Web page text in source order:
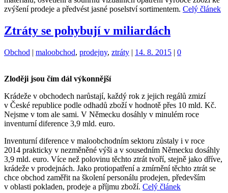
zvýšení prodeje a předvést jasné poselství sortimentem. Celý článek
Ztráty se pohybují v miliardách
Kategorie:
Obchod | Štítky:
maloobchod, prodejny, ztráty | 14. 8. 2015 | 0
Zloději jsou čím dál výkonnější
Krádeže v obchodech narůstají, každý rok z jejich regálů zmizí
v České republice podle odhadů zboží v hodnotě přes 10 mld. Kč.
Nejsme v tom ale sami. V Německu dosáhly v minulém roce
inventurní diference 3,9 mld. euro.
Inventurní diference v maloobchodním sektoru zůstaly i v roce
2014 prakticky v nezměněné výši a v sousedním Německu dosáhly
3,9 mld. euro. Více než polovinu těchto ztrát tvoří, stejně jako dříve,
krádeže v prodejnách. Jako protiopatření a zmírnění těchto ztrát se
chce obchod zaměřit na školení personálu prodejen, především
v oblasti pokladen, prodeje a příjmu zboží. Celý článek